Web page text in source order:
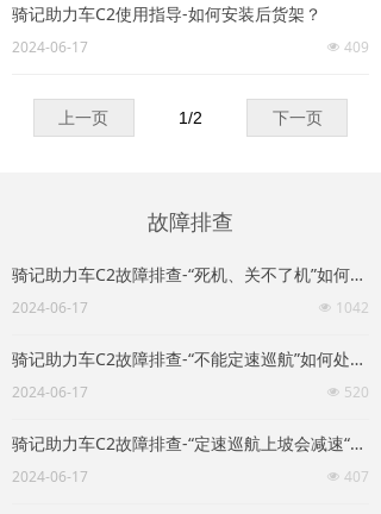
骑记助力车C2使用指导-如何安装后货架？
넶 409
2024-06-17
上一页 下一页
1/2
故障排查
骑记助力车C2故障排查-“死机、关不了机”如何处理？
넶 1042
2024-06-17
骑记助力车C2故障排查-“不能定速巡航”如何处理？
넶 520
2024-06-17
骑记助力车C2故障排查-“定速巡航上坡会减速“是否故障？
넶 407
2024-06-17